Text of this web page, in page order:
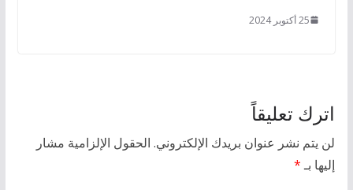
25 أكتوبر 2024
اترك تعليقاً
لن يتم نشر عنوان بريدك الإلكتروني. الحقول الإلزامية مشار
إليها بـ*